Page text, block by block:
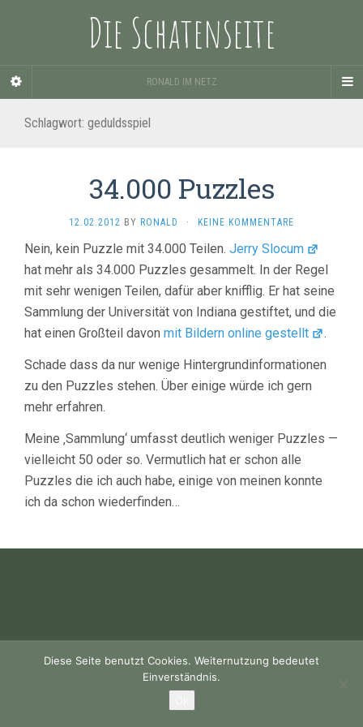
Die Schatenseite
RONALD IM NETZ
Schlagwort: geduldsspiel
34.000 Puzzles
12.02.2012 BY RONALD · KEINE KOMMENTARE
Nein, kein Puzzle mit 34.000 Teilen. Jerry Slocum
hat mehr als 34.000 Puzzles gesammelt. In der Regel
mit sehr wenigen Teilen, dafür aber knifflig. Er hat seine
Sammlung der Universität von Indiana gestiftet, und die
hat einen Großteil davon mit Bildern online gestellt .
Schade dass da nur wenige Hintergrundinformationen
zu den Puzzles stehen. Über einige würde ich gern
mehr erfahren.
Meine ‚Sammlung‘ umfasst deutlich weniger Puzzles —
vielleicht 50 oder so. Vermutlich hat er schon alle
Puzzles die ich auch habe, einige von meinen konnte
ich da schon wiederfinden…
Diese Seite benutzt Cookies. Weiternutzung bedeutet
Einverständnis.